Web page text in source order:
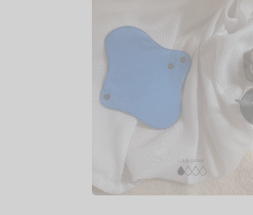
Protège-slip Smart
11,90€
Choix des options